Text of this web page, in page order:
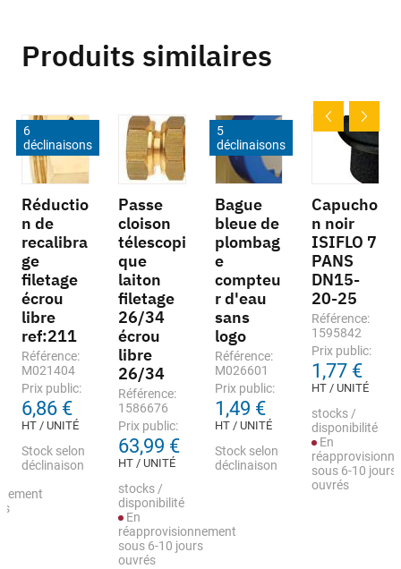
Produits similaires
6
déclinaisons
Réductio
n de
recalibra
ge
filetage
écrou
libre
ref:211
Référence:
M021404
Prix public:
6,86 €
HT / UNITÉ
Stock selon
déclinaison
Passe
cloison
télescopi
que
laiton
filetage
26/34
écrou
libre
26/34
Référence:
1586676
Prix public:
63,99 €
HT / UNITÉ
stocks /
disponibilité
En
réapprovisionnement
sous 6-10 jours
ouvrés
5
déclinaisons
Bague
bleue de
plombag
e
compteu
r d'eau
sans
logo
Référence:
M026601
Prix public:
1,49 €
HT / UNITÉ
Stock selon
déclinaison
Capucho
n noir
ISIFLO 7
PANS
DN15-
20-25
Référence:
1595842
Prix public:
1,77 €
HT / UNITÉ
stocks /
disponibilité
En
sous 6-10 jours
ouvrés